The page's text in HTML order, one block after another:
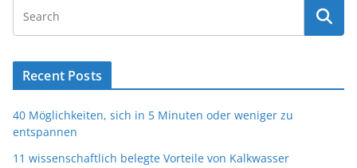
Recent Posts
40 Möglichkeiten, sich in 5 Minuten oder weniger zu
entspannen
11 wissenschaftlich belegte Vorteile von Kalkwasser